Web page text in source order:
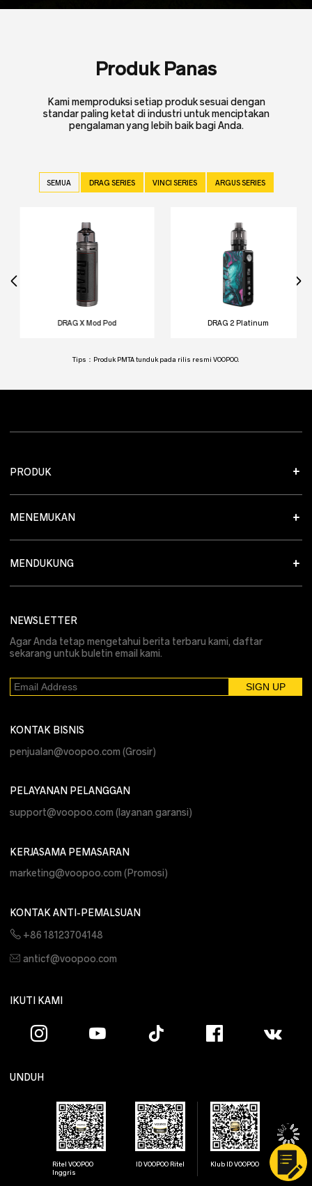
Produk Panas
Kami memproduksi setiap produk sesuai dengan
standar paling ketat di industri untuk menciptakan
pengalaman yang lebih baik bagi Anda.
SEMUA DRAG SERIES VINCI SERIES ARGUS SERIES
DRAG X Mod Pod DRAG 2 Platinum
Tips：Produk PMTA tunduk pada rilis resmi VOOPOO.
PRODUK
MENEMUKAN
MENDUKUNG
NEWSLETTER
Agar Anda tetap mengetahui berita terbaru kami, daftar
sekarang untuk buletin email kami.
KONTAK BISNIS
penjualan@voopoo.com(Grosir)
PELAYANAN PELANGGAN
support@voopoo.com(layanan garansi)
KERJASAMA PEMASARAN
marketing@voopoo.com(Promosi)
KONTAK ANTI-PEMALSUAN
+86 18123704148
anticf@voopoo.com
IKUTI KAMI
UNDUH
Ritel VOOPOO
Inggris
ID VOOPOO Ritel Klub ID VOOPOO